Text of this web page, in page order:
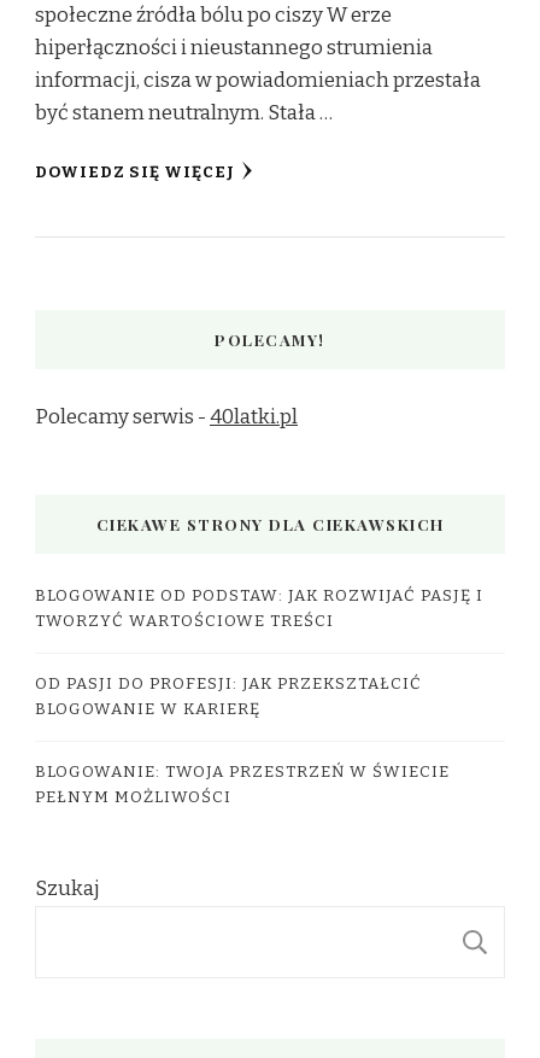
społeczne źródła bólu po ciszy W erze
hiperłączności i nieustannego strumienia
informacji, cisza w powiadomieniach przestała
być stanem neutralnym. Stała …
DOWIEDZ SIĘ WIĘCEJ
POLECAMY!
Polecamy serwis -40latki.pl
CIEKAWE STRONY DLA CIEKAWSKICH
BLOGOWANIE OD PODSTAW: JAK ROZWIJAĆ PASJĘ I
TWORZYĆ WARTOŚCIOWE TREŚCI
OD PASJI DO PROFESJI: JAK PRZEKSZTAŁCIĆ
BLOGOWANIE W KARIERĘ
BLOGOWANIE: TWOJA PRZESTRZEŃ W ŚWIECIE
PEŁNYM MOŻLIWOŚCI
Szukaj